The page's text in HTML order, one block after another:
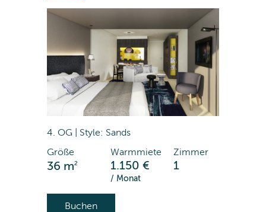
4. OG | Style: Sands
Größe
36 m2
Warmmiete
1.150 €
/ Monat
Zimmer
1
Buchen